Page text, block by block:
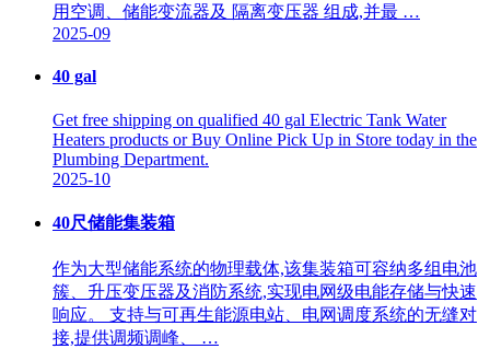
用空调、储能变流器及 隔离变压器 组成,并最 …
2025-09
40 gal
Get free shipping on qualified 40 gal Electric Tank Water
Heaters products or Buy Online Pick Up in Store today in the
Plumbing Department.
2025-10
40尺储能集装箱
作为大型储能系统的物理载体,该集装箱可容纳多组电池
簇、升压变压器及消防系统,实现电网级电能存储与快速
响应。 支持与可再生能源电站、电网调度系统的无缝对
接,提供调频调峰、 …